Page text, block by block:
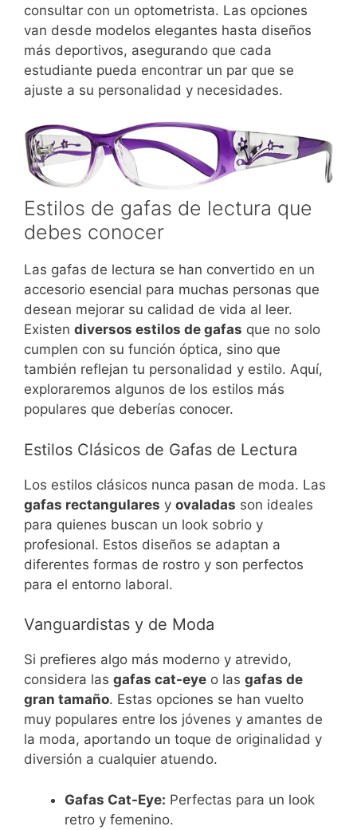
consultar con un optometrista. Las opciones
van desde modelos elegantes hasta diseños
más deportivos, asegurando que cada
estudiante pueda encontrar un par que se
ajuste a su personalidad y necesidades.
Estilos de gafas de lectura que
debes conocer
Las gafas de lectura se han convertido en un
accesorio esencial para muchas personas que
desean mejorar su calidad de vida al leer.
Existen diversos estilos de gafas que no solo
cumplen con su función óptica, sino que
también reflejan tu personalidad y estilo. Aquí,
exploraremos algunos de los estilos más
populares que deberías conocer.
Estilos Clásicos de Gafas de Lectura
Los estilos clásicos nunca pasan de moda. Las
gafas rectangulares y ovaladas son ideales
para quienes buscan un look sobrio y
profesional. Estos diseños se adaptan a
diferentes formas de rostro y son perfectos
para el entorno laboral.
Vanguardistas y de Moda
Si prefieres algo más moderno y atrevido,
considera las gafas cat-eye o las gafas de
gran tamaño. Estas opciones se han vuelto
muy populares entre los jóvenes y amantes de
la moda, aportando un toque de originalidad y
diversión a cualquier atuendo.
Gafas Cat-Eye: Perfectas para un look
retro y femenino.